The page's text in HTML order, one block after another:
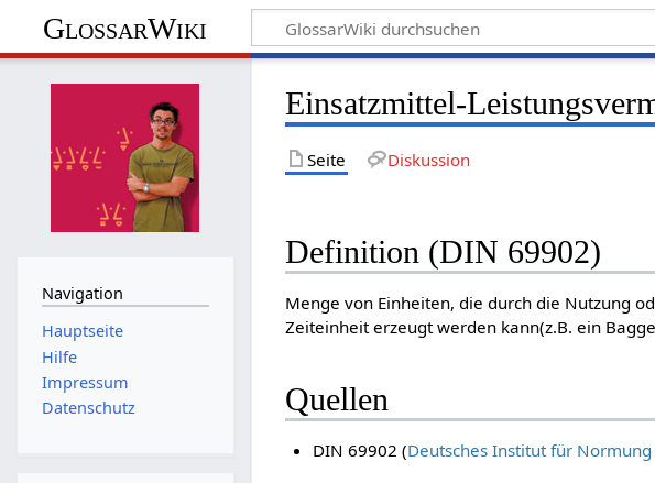
GlossarWiki
Einsatzmittel-
Seite Diskussion
Definition (DIN 69902)
Menge von Einheiten, die durch die Nutzung
Zeiteinheit erzeugt werden kann(z.B. ein
Quellen
DIN 69902 (Deutsches Institut für Normung
Navigation
Hauptseite
Hilfe
Impressum
Datenschutz